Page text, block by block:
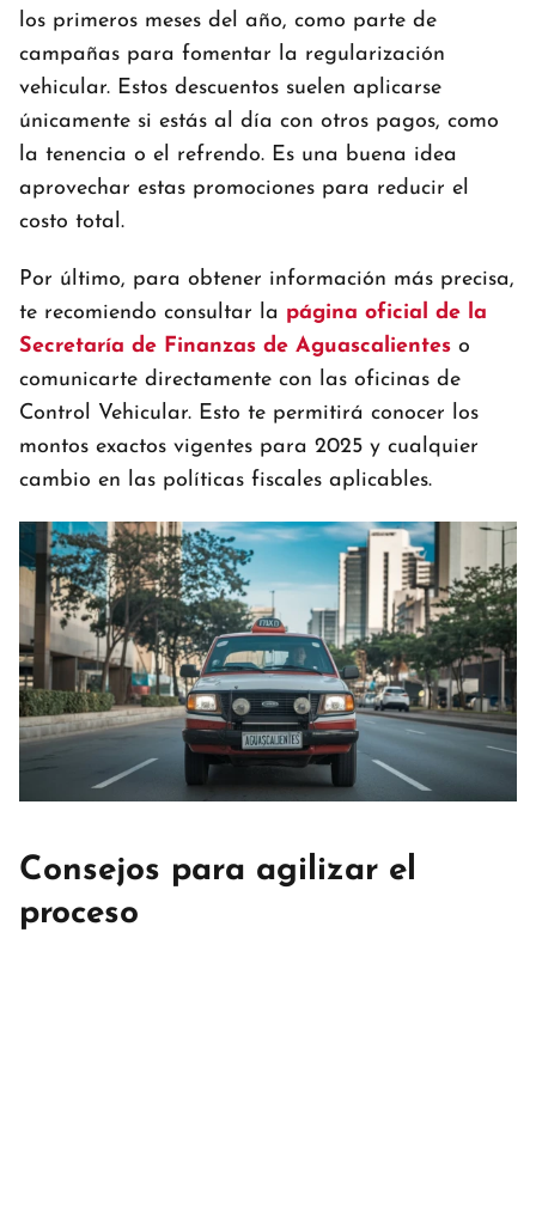
los primeros meses del año, como parte de
campañas para fomentar la regularización
vehicular. Estos descuentos suelen aplicarse
únicamente si estás al día con otros pagos, como
la tenencia o el refrendo. Es una buena idea
aprovechar estas promociones para reducir el
costo total.
Por último, para obtener información más precisa,
te recomiendo consultar la página oficial de la
Secretaría de Finanzas de Aguascalientes o
comunicarte directamente con las oficinas de
Control Vehicular. Esto te permitirá conocer los
montos exactos vigentes para 2025 y cualquier
cambio en las políticas fiscales aplicables.
Consejos para agilizar el
proceso